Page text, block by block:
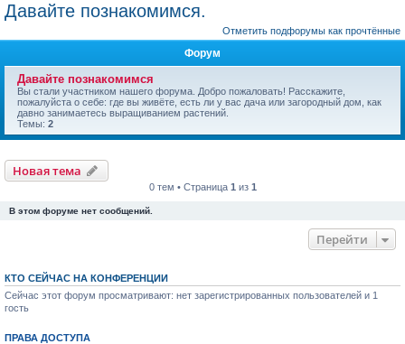
Давайте познакомимся.
Отметить подфорумы как прочтённые
Форум
Давайте познакомимся
Вы стали участником нашего форума. Добро пожаловать! Расскажите,
пожалуйста о себе: где вы живёте, есть ли у вас дача или загородный дом, как
давно занимаетесь выращиванием растений.
Темы: 2
Новая тема
0 тем • Страница 1 из 1
В этом форуме нет сообщений.
Перейти
КТО СЕЙЧАС НА КОНФЕРЕНЦИИ
Сейчас этот форум просматривают: нет зарегистрированных пользователей и 1
гость
ПРАВА ДОСТУПА